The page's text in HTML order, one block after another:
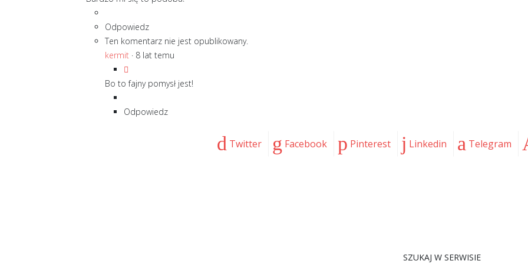
Odpowiedz
Ten komentarz nie jest opublikowany.
kermit · 8 lat temu
Bo to fajny pomysł jest!
Odpowiedz
Twitter Facebook Pinterest Linkedin Telegram
SZUKAJ W SERWISIE